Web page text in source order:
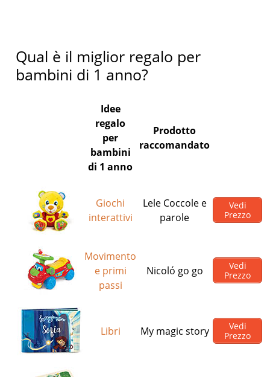
Qual è il miglior regalo per
bambini di 1 anno?
Idee
regalo
per
bambini
di 1 anno
Prodotto
raccomandato
Giochi
interattivi
Lele Coccole e
parole
Vedi
Prezzo
Movimento
e primi
passi
Nicoló go go
Vedi
Prezzo
Libri My magic story
Vedi
Prezzo